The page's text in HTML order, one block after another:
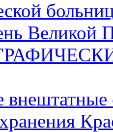
Великой
внештатные